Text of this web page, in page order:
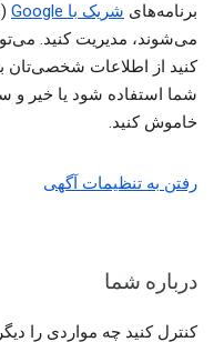
برنامه‌های شریک با Google
می‌شوند، مدیریت کنید.
کنید از اطلاعات شخصی‌تان
شما استفاده شود یا خیر
خاموش کنید.
رفتن به تنظیمات آگهی
درباره شما
کنترل کنید چه مواردی را